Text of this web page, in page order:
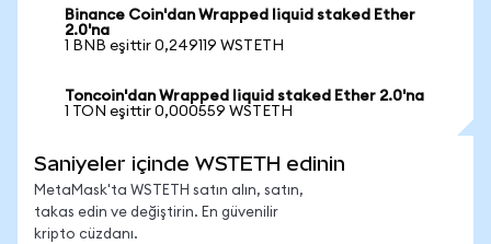
Binance Coin'dan Wrapped liquid staked Ether
2.0'na
1 BNB eşittir 0,249119 WSTETH
Toncoin'dan Wrapped liquid staked Ether 2.0'na
1 TON eşittir 0,000559 WSTETH
Saniyeler içinde WSTETH edinin
MetaMask'ta WSTETH satın alın, satın,
takas edin ve değiştirin. En güvenilir
kripto cüzdanı.